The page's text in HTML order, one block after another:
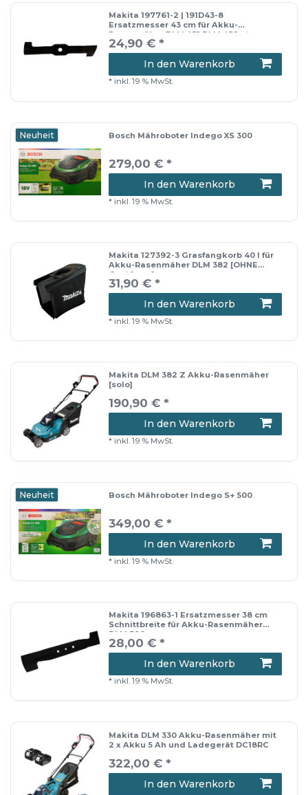
Makita 197761-2 | 191D43-8
Ersatzmesser 43 cm für Akku-
Rasenmäher DLM 431 DLM 432 etc.
24,90 € *
In den Warenkorb
* inkl. 19 % MwSt.
Neuheit Bosch Mähroboter Indego XS 300
279,00 € *
In den Warenkorb
* inkl. 19 % MwSt.
Makita 127392-3 Grasfangkorb 40 l für
Akku-Rasenmäher DLM 382 [OHNE
Gestänge]
31,90 € *
In den Warenkorb
* inkl. 19 % MwSt.
Makita DLM 382 Z Akku-Rasenmäher
[solo]
190,90 € *
In den Warenkorb
* inkl. 19 % MwSt.
Neuheit Bosch Mähroboter Indego S+ 500
349,00 € *
In den Warenkorb
* inkl. 19 % MwSt.
Makita 196863-1 Ersatzmesser 38 cm
Schnittbreite für Akku-Rasenmäher
DLM 380
28,00 € *
In den Warenkorb
* inkl. 19 % MwSt.
Makita DLM 330 Akku-Rasenmäher mit
2 x Akku 5 Ah und Ladegerät DC18RC
322,00 € *
In den Warenkorb